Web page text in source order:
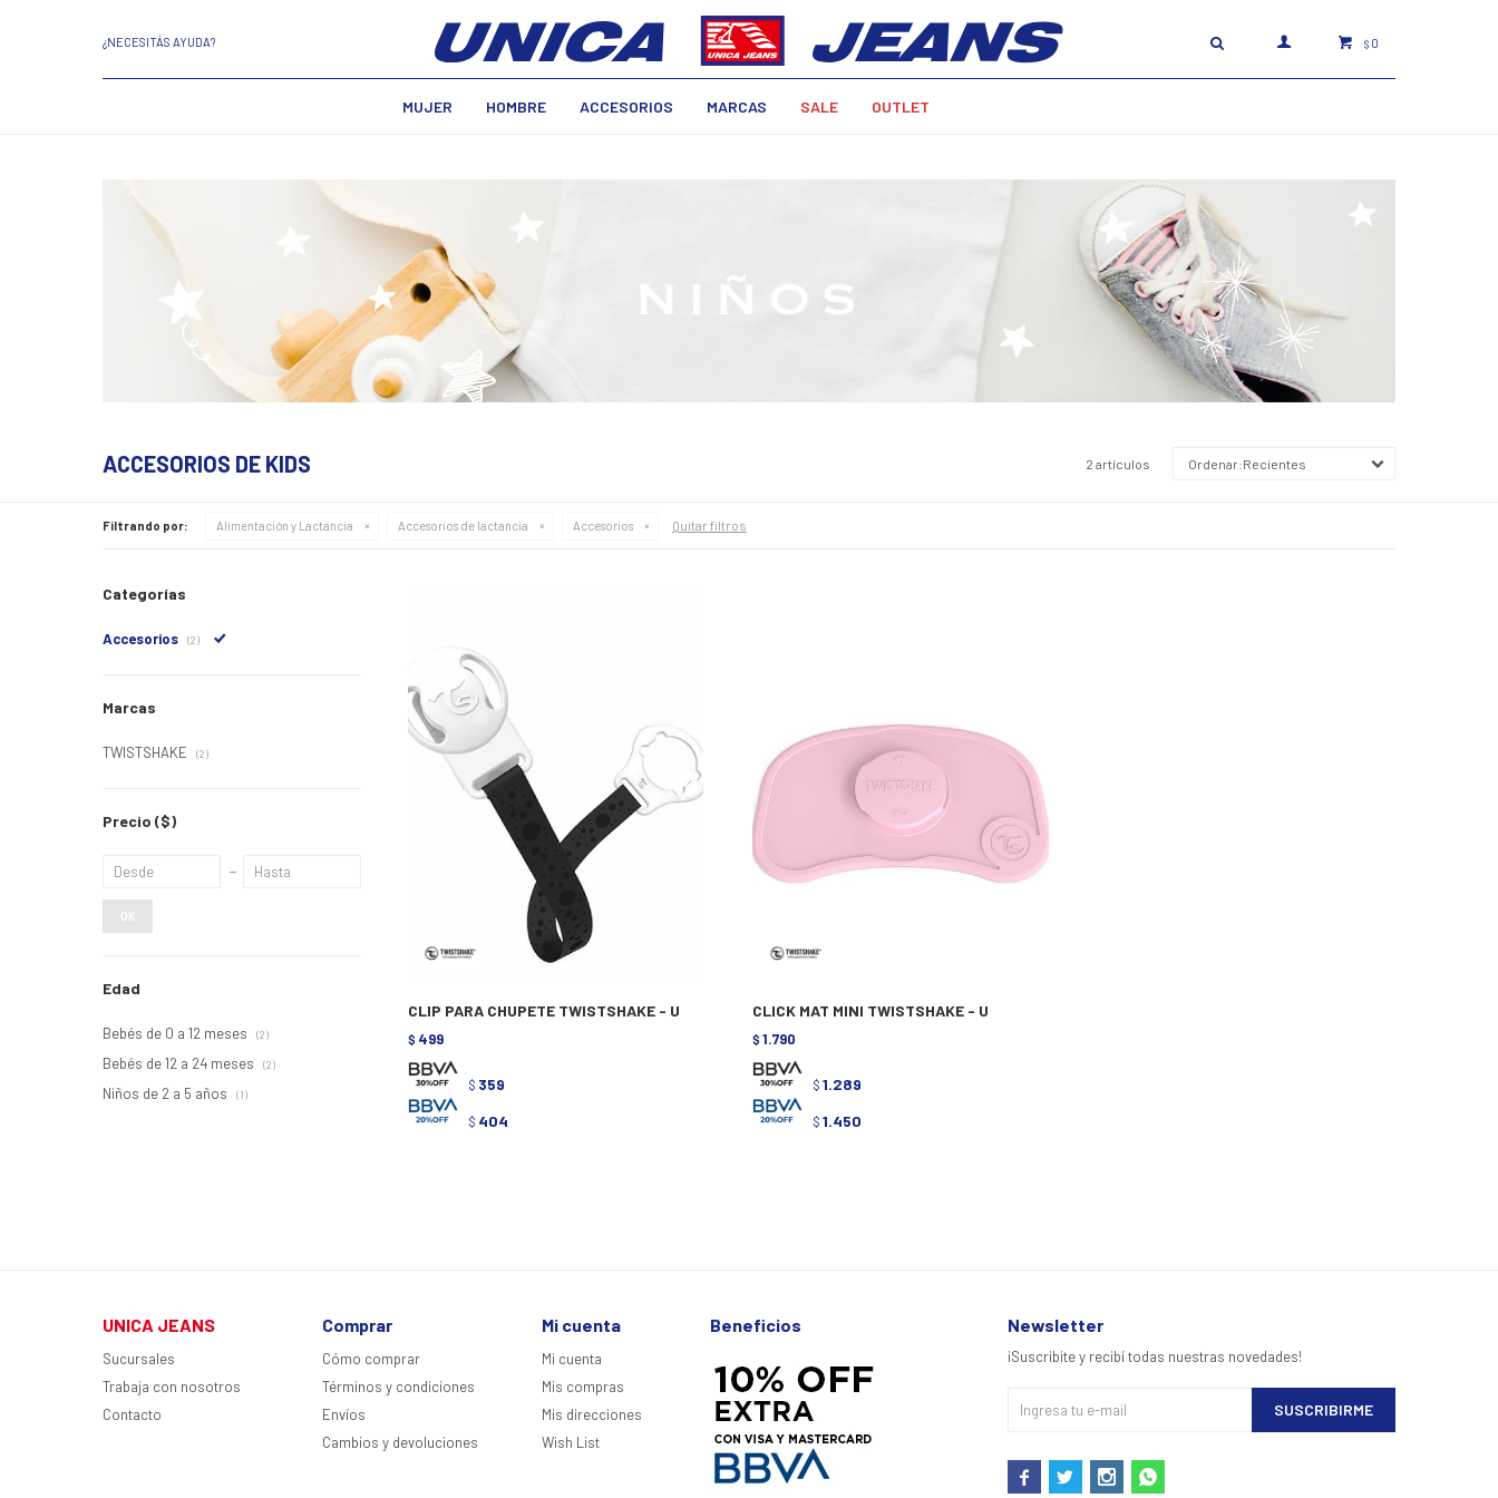
MUJER HOMBRE ACCESORIOS MARCAS SALE OUTLET
$ 0
¿NECESITÁS AYUDA?
ACCESORIOS DE KIDS 2 artículos Recientes
Filtrando por: Alimentación y Lactancia Accesorios de lactancia Accesorios Quitar filtros
CLIP PARA CHUPETE TWISTSHAKE - U
$ 499
$ 359
$ 404
CLICK MAT MINI TWISTSHAKE - U
$ 1.790
$ 1.289
$ 1.450
Categorías
Accesorios (2)
Marcas
TWISTSHAKE (2)
Precio ($)
OK
Edad
Bebés de 0 a 12 meses (2)
Bebés de 12 a 24 meses (2)
Niños de 2 a 5 años (1)
UNICA JEANS
Sucursales
Trabaja con nosotros
Contacto
Comprar
Cómo comprar
Términos y condiciones
Envíos
Cambios y devoluciones
Mi cuenta
Mi cuenta
Mis compras
Mis direcciones
Wish List
Beneficios Newsletter
¡Suscribite y recibí todas nuestras novedades!
SUSCRIBIRME
   